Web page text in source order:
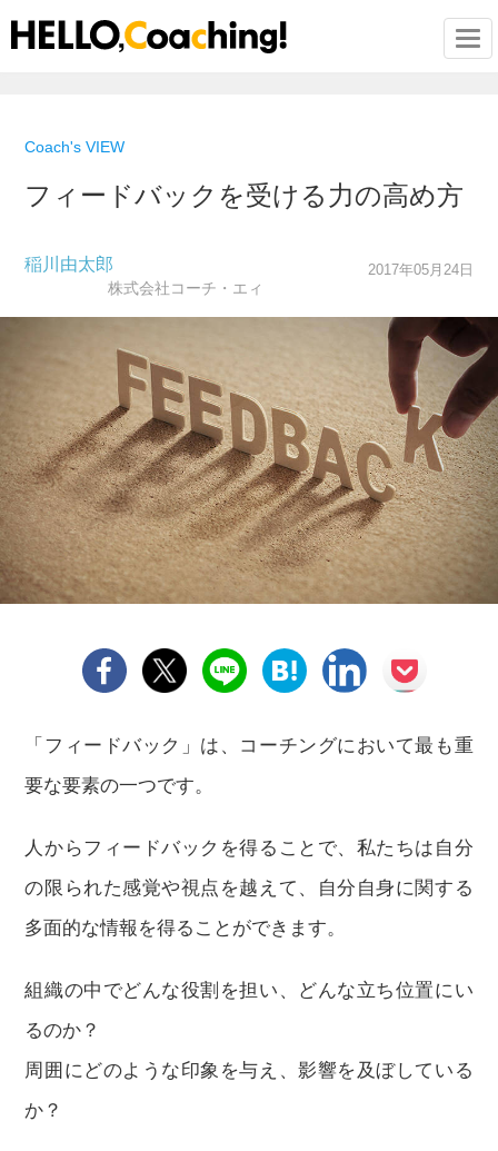
Coach's VIEW
フィードバックを受ける力の高め方
稲川由太郎
株式会社コーチ・エィ
2017年05月24日
「フィードバック」は、コーチングにおいて最も重
要な要素の一つです。
人からフィードバックを得ることで、私たちは自分
の限られた感覚や視点を越えて、自分自身に関する
多面的な情報を得ることができます。
組織の中でどんな役割を担い、どんな立ち位置にい
るのか？
周囲にどのような印象を与え、影響を及ぼしている
か？